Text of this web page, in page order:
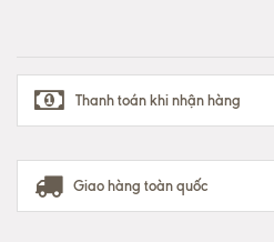
Thanh toán khi nhận hàng
Giao hàng toàn quốc